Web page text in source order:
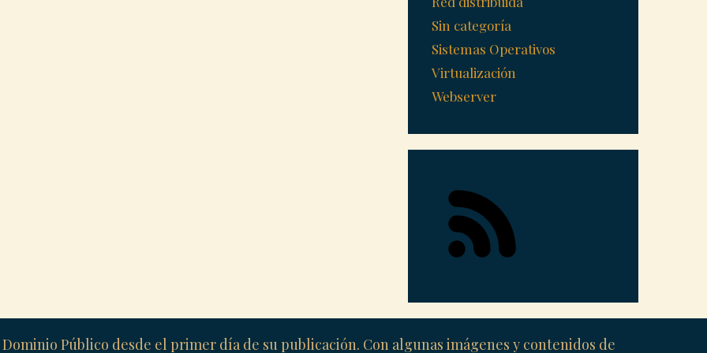
Sin categoría
Sistemas Operativos
Virtualización
Webserver
Público desde el primer día de su publicación. Con algunas imágenes y contenidos de